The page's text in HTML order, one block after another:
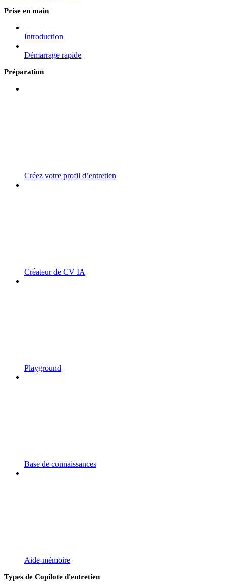
Prise en main
Introduction
Démarrage rapide
Préparation
Créez votre profil d’entretien
Créateur de CV IA
Playground
Base de connaissances
Aide-mémoire
Types de Copilote d'entretien